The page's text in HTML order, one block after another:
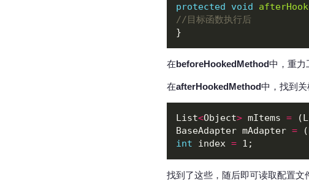
protected
void
//目标函数执行后
在beforeHookedMethod中，重力
在afterHookedMethod中，找到
List<Object> mItems =
BaseAdapter mAdapter =
int index =
找到了这些，随后即可读取配置文